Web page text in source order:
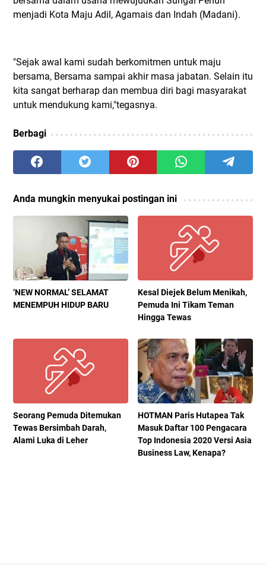
menjadi Kota Maju Adil, Agamais dan Indah (Madani).
"Sejak awal kami sudah berkomitmen untuk maju
bersama, Bersama sampai akhir masa jabatan. Selain itu
kita sangat berharap dan membua diri bagi masyarakat
untuk mendukung kami,"tegasnya.
Berbagi
Anda mungkin menyukai postingan ini
‘NEW NORMAL’ SELAMAT
MENEMPUH HIDUP BARU
Kesal Diejek Belum Menikah,
Pemuda Ini Tikam Teman
Hingga Tewas
Seorang Pemuda Ditemukan
Tewas Bersimbah Darah,
Alami Luka di Leher
HOTMAN Paris Hutapea Tak
Masuk Daftar 100 Pengacara
Top Indonesia 2020 Versi Asia
Business Law, Kenapa?